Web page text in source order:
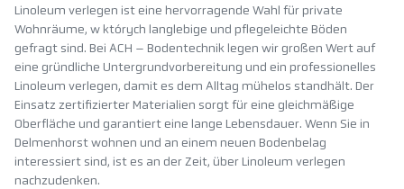
Linoleum verlegen ist eine hervorragende Wahl für private
Wohnräume, w których langlebige und pflegeleichte Böden
gefragt sind. Bei ACH – Bodentechnik legen wir großen Wert auf
eine gründliche Untergrundvorbereitung und ein professionelles
Linoleum verlegen, damit es dem Alltag mühelos standhält. Der
Einsatz zertifizierter Materialien sorgt für eine gleichmäßige
Oberfläche und garantiert eine lange Lebensdauer. Wenn Sie in
Delmenhorst wohnen und an einem neuen Bodenbelag
interessiert sind, ist es an der Zeit, über Linoleum verlegen
nachzudenken.